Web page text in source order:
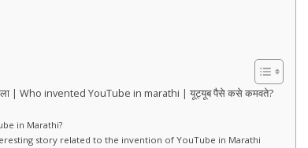
| Who invented YouTube in marathi | यूट्यूब पैसे कसे कमवते?
in Marathi?
interesting story related to the invention of YouTube in Marathi